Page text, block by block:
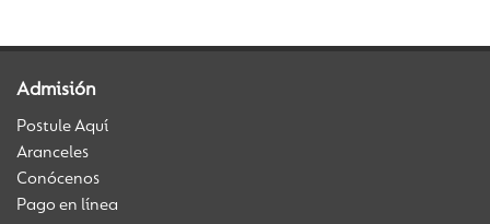
Admisión
Postule Aquí
Aranceles
Conócenos
Pago en línea